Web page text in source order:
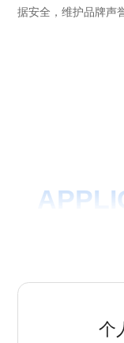
据安全，维护品牌声
个